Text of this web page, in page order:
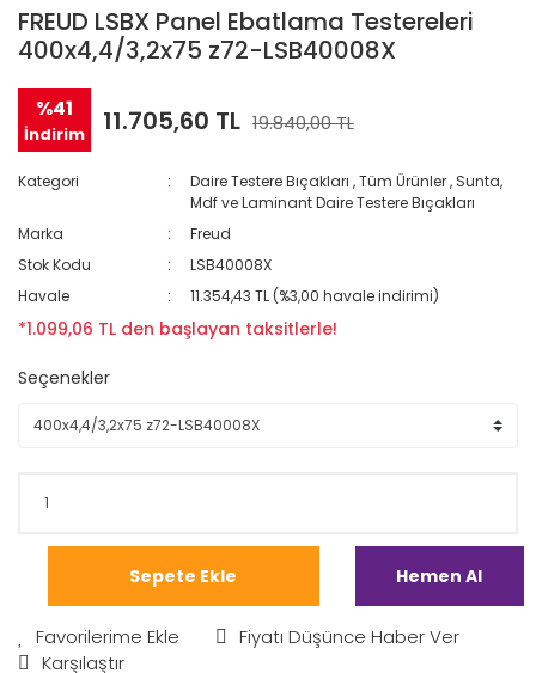
FREUD LSBX Panel Ebatlama Testereleri
400x4,4/3,2x75 z72-LSB40008X
%41
İndirim 11.705,60 TL 19.840,00 TL
Kategori Daire Testere Bıçakları ,Tüm Ürünler, Sunta,
Mdf ve Laminant Daire Testere Bıçakları
Marka
Freud
Stok Kodu
LSB40008X
Havale
11.354,43 TL (%3,00 havale indirimi)
*1.099,06 TL den başlayan taksitlerle!
Seçenekler
Sepete Ekle Hemen Al
Fiyatı Düşünce Haber Ver
Karşılaştır